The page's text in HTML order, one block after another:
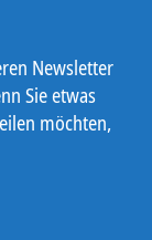
Newsletter
Sie etwas
möchten,